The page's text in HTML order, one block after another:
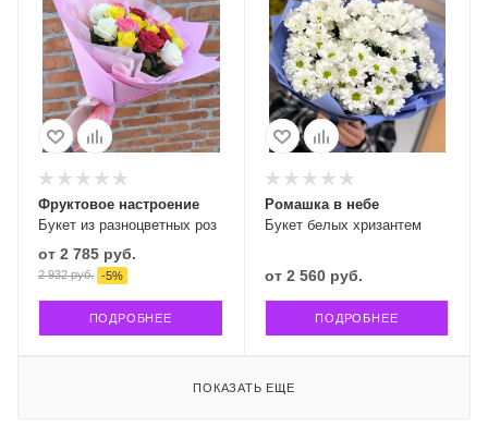
Букет из разноцветных роз
Фруктовое настроение
от 2 785 руб.
2 932 руб. -5%
ПОДРОБНЕЕ
Букет белых хризантем
Ромашка в небе
от 2 560 руб.
ПОДРОБНЕЕ
ПОКАЗАТЬ ЕЩЕ